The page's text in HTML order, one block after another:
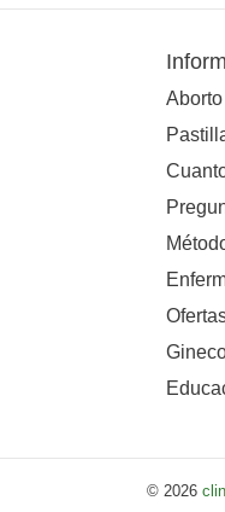
Aborto
© 2026